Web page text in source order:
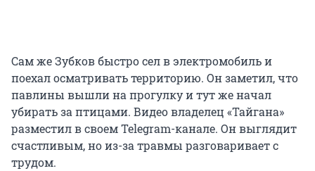
Сам же Зубков быстро сел в электромобиль и
поехал осматривать территорию. Он заметил, что
павлины вышли на прогулку и тут же начал
убирать за птицами. Видео владелец «Тайгана»
разместил в своем Telegram-канале. Он выглядит
счастливым, но из-за травмы разговаривает с
трудом.